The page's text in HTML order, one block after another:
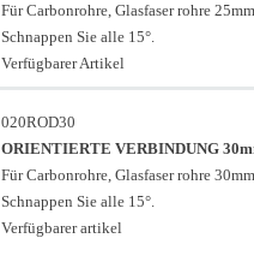
Für Carbonrohre, Glasfaser rohre
Schnappen Sie alle 15°.
Verfügbarer Artikel
020ROD30
ORIENTIERTE VERBINDUNG
Für Carbonrohre, Glasfaser rohre
Schnappen Sie alle 15°.
Verfügbarer artikel